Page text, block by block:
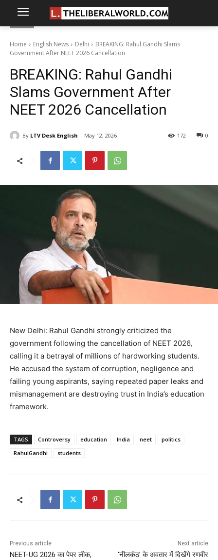
Home English News Delhi
BREAKING: Rahul Gandhi Slams
Government After NEET 2026 Cancellation
BREAKING: Rahul Gandhi
Slams Government After
NEET 2026 Cancellation
By LTV Desk English May 12, 2026 0
172
New Delhi: Rahul Gandhi strongly criticized the
government following the cancellation of NEET 2026,
calling it a betrayal of millions of hardworking students.
He accused the system of corruption, negligence and
failing young aspirants, saying repeated paper leaks and
mismanagement are destroying trust in India’s education
framework.
TAGS Controversy education India neet
politics
RahulGandhi
students
Previous article
NEET-UG 2026 का पेपर लीक,
Next article
‘नीलकंठ’ के अवतार में दिखेंगे रणवीर